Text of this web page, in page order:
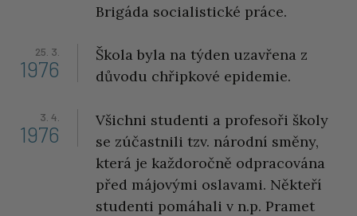
Brigáda socialistické práce.
25. 3.
1976
Škola byla na týden uzavřena z
důvodu chřipkové epidemie.
3. 4.
1976
Všichni studenti a profesoři školy
se zúčastnili tzv. národní směny,
která je každoročně odpracována
před májovými oslavami. Někteří
studenti pomáhali v n.p. Pramet